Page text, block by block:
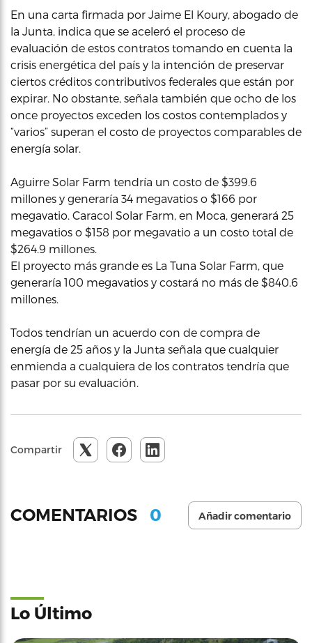
En una carta firmada por Jaime El Koury, abogado de
la Junta, indica que se aceleró el proceso de
evaluación de estos contratos tomando en cuenta la
crisis energética del país y la intención de preservar
ciertos créditos contributivos federales que están por
expirar. No obstante, señala también que ocho de los
once proyectos exceden los costos contemplados y
“varios” superan el costo de proyectos comparables de
energía solar.
Aguirre Solar Farm tendría un costo de $399.6
millones y generaría 34 megavatios o $166 por
megavatio. Caracol Solar Farm, en Moca, generará 25
megavatios o $158 por megavatio a un costo total de
$264.9 millones.
El proyecto más grande es La Tuna Solar Farm, que
generaría 100 megavatios y costará no más de $840.6
millones.
Todos tendrían un acuerdo con de compra de
energía de 25 años y la Junta señala que cualquier
enmienda a cualquiera de los contratos tendría que
pasar por su evaluación.
Compartir
COMENTARIOS 0 Añadir comentario
Lo Último